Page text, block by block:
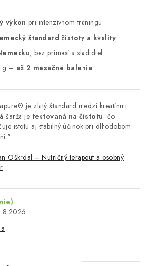
výkon pri intenzívnom tréningu
štandard čistoty a kvality
, bez prímesí a sladidiel
g – až 2 mesačné balenia
je zlatý štandard medzi kreatínmi.
šarža je testovaná na čistotu, čo
istotu aj stabilný účinok pri dlhodobom
Oškrdal – Nutričný terapeut a osobný